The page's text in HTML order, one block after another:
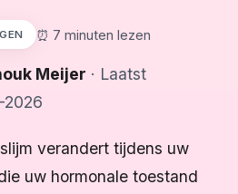
⏰️ 7 minuten lezen
Meijer · Laatst
2026
verandert tijdens uw
uw hormonale toestand